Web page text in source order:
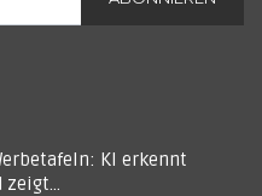
KI erkennt
zeigt…